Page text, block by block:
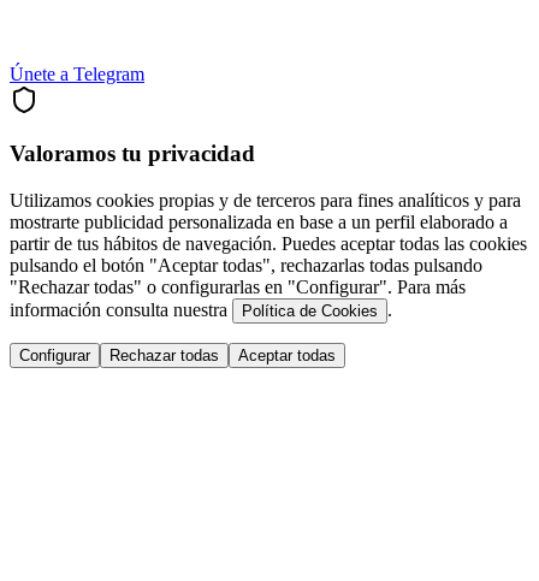
Únete a Telegram
Valoramos tu privacidad
Utilizamos cookies propias y de terceros para fines analíticos y para
mostrarte publicidad personalizada en base a un perfil elaborado a
partir de tus hábitos de navegación. Puedes aceptar todas las cookies
pulsando el botón "Aceptar todas", rechazarlas todas pulsando
"Rechazar todas" o configurarlas en "Configurar". Para más
información consulta nuestra
Política de Cookies .
Configurar Rechazar todas Aceptar todas